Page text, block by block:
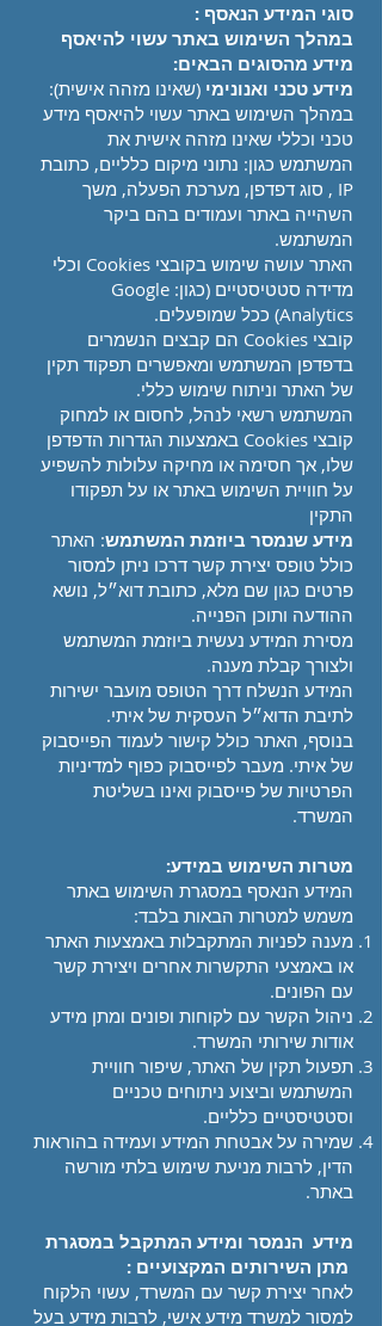
סוגי המידע הנאסף :
במהלך השימוש באתר עשוי להיאסף
מידע מהסוגים הבאים:
מידע טכני ואנונימי (שאינו מזהה אישית):
במהלך השימוש באתר עשוי להיאסף מידע
טכני וכללי שאינו מזהה אישית את
המשתמש כגון: נתוני מיקום כלליים, כתובת
IP , סוג דפדפן, מערכת הפעלה, משך
השהייה באתר ועמודים בהם ביקר
המשתמש.
האתר עושה שימוש בקובצי Cookies וכלי
מדידה סטטיסטיים (כגון: Google
Analytics) ככל שמופעלים.
קובצי Cookies הם קבצים הנשמרים
בדפדפן המשתמש ומאפשרים תפקוד תקין
של האתר וניתוח שימוש כללי.
המשתמש רשאי לנהל, לחסום או למחוק
קובצי Cookies באמצעות הגדרות הדפדפן
שלו, אך חסימה או מחיקה עלולות להשפיע
על חוויית השימוש באתר או על תפקודו
התקין
מידע שנמסר ביוזמת המשתמש: האתר
כולל טופס יצירת קשר דרכו ניתן למסור
פרטים כגון שם מלא, כתובת דוא״ל, נושא
ההודעה ותוכן הפנייה.
מסירת המידע נעשית ביוזמת המשתמש
ולצורך קבלת מענה.
המידע הנשלח דרך הטופס מועבר ישירות
לתיבת הדוא״ל העסקית של איתי.
בנוסף, האתר כולל קישור לעמוד הפייסבוק
של איתי. מעבר לפייסבוק כפוף למדיניות
הפרטיות של פייסבוק ואינו בשליטת
המשרד.
מטרות השימוש במידע:
המידע הנאסף במסגרת השימוש באתר
משמש למטרות הבאות בלבד:
מענה לפניות המתקבלות באמצעות האתר
או באמצעי התקשרות אחרים ויצירת קשר
עם הפונים.
ניהול הקשר עם לקוחות ופונים ומתן מידע
אודות שירותי המשרד.
תפעול תקין של האתר, שיפור חוויית
המשתמש וביצוע ניתוחים טכניים
וסטטיסטיים כלליים.
שמירה על אבטחת המידע ועמידה בהוראות
הדין, לרבות מניעת שימוש בלתי מורשה
באתר.
מידע הנמסר ומידע המתקבל במסגרת
מתן השירותים המקצועיים :
לאחר יצירת קשר עם המשרד, עשוי הלקוח
למסור למשרד מידע אישי, לרבות מידע בעל